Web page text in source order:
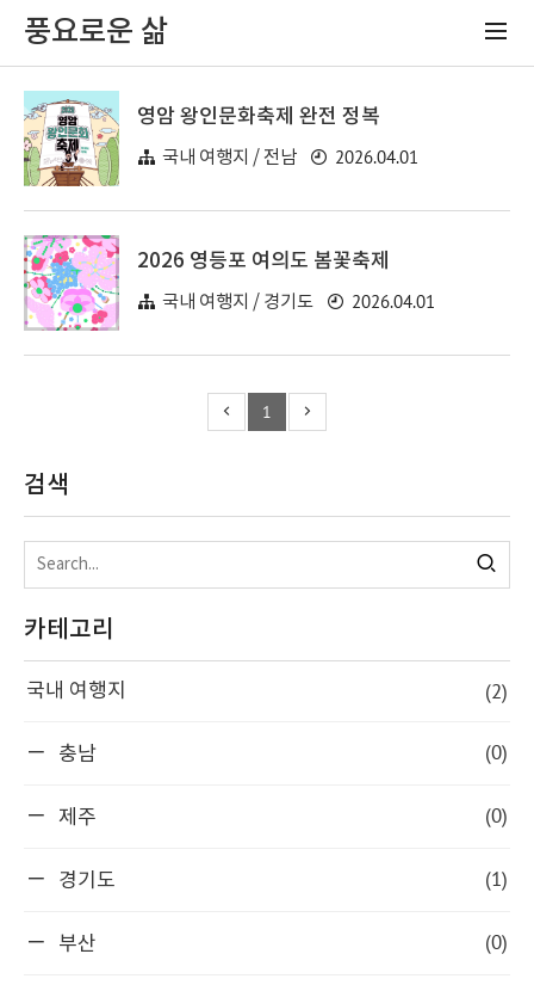
풍요로운 삶
영암 왕인문화축제 완전 정복
국내 여행지 / 전남 2026.04.01
2026 영등포 여의도 봄꽃축제
국내 여행지 / 경기도 2026.04.01
1
검색
카테고리
국내 여행지 (2)
충남 (0)
제주 (0)
경기도 (1)
부산 (0)